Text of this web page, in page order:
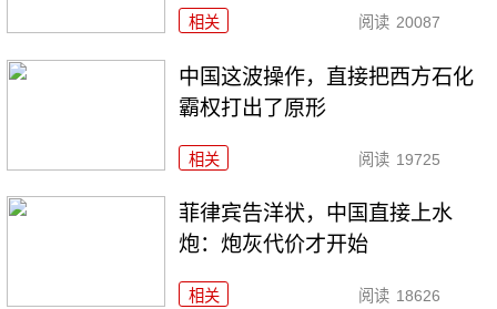
相关 阅读 20087
中国这波操作，直接把西方石化
霸权打出了原形
相关 阅读 19725
菲律宾告洋状，中国直接上水
炮：炮灰代价才开始
相关 阅读 18626